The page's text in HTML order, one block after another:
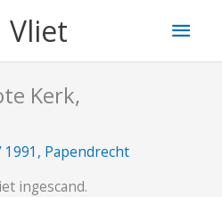
Vliet
Kerk,
1991 , Papendrecht
ingescand.